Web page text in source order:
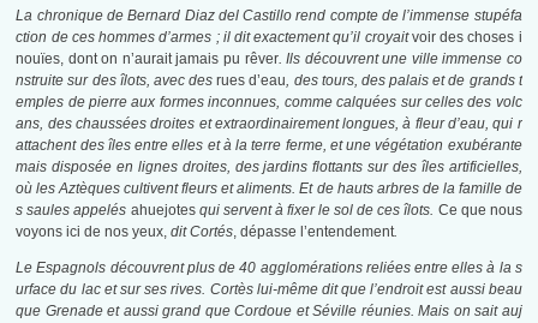
La chronique de Bernard Diaz del Castillo rend compte de l’immense stupéfa
ction de ces hommes d’armes ; il dit exactement qu’il croyaitvoir des choses i
nouïes, dont on n’aurait jamais pu rêver. Ils découvrent une ville immense co
nstruite sur des îlots, avec des rues d’eau, des tours, des palais et de grands t
emples de pierre aux formes inconnues, comme calquées sur celles des volc
ans, des chaussées droites et extraordinairement longues, à fleur d’eau, qui r
attachent des îles entre elles et à la terre ferme, et une végétation exubérante
mais disposée en lignes droites, des jardins flottants sur des îles artificielles,
où les Aztèques cultivent fleurs et aliments. Et de hauts arbres de la famille de
s saules appelés ahuejotesqui servent à fixer le sol de ces îlots. Ce que nous
voyons ici de nos yeux,dit Cortés, dépasse l’entendement.
Le Espagnols découvrent plus de 40 agglomérations reliées entre elles à la s
urface du lac et sur ses rives. Cortès lui-même dit que l’endroit est aussi beau
que Grenade et aussi grand que Cordoue et Séville réunies. Mais on sait auj